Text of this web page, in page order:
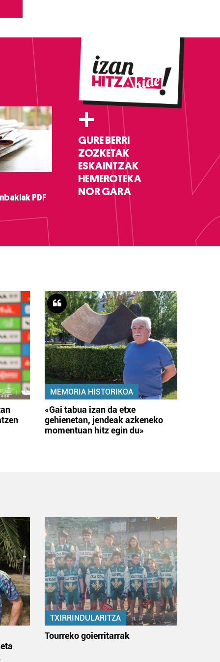
PDF
+
GURE BERRI
ZOZKETAK
ESKAINTZAK
HEMEROTEKA
NOR GARA
MEMORIA HISTORIKOA
«Gai tabua izan da etxe
gehienetan, jendeak azkeneko
momentuan hitz egin du»
TXIRRINDULARITZA
Tourreko goierritarrak